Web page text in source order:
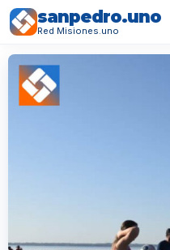
sanpedro.uno
Red Misiones.uno